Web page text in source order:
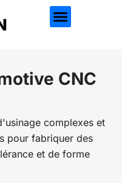
CNC
complexes et
pour fabriquer des
et de forme